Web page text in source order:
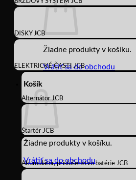
Žiadne produkty v košíku.
Vrátiť sa do obchodu
Košík
Žiadne produkty v košíku.
Vrátiť sa do obchodu
DISKY JCB
ELEKTRICKÉ ČASTI JCB
Alternátor JCB
Štartér JCB
Akumulátor, príslušenstvo batérie JCB